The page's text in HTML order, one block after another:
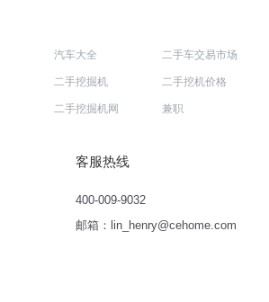
汽车大全 二手车交易市场
二手挖掘机 二手挖机价格
二手挖掘机网 兼职
客服热线
400-009-9032
邮箱：lin_henry@cehome.com